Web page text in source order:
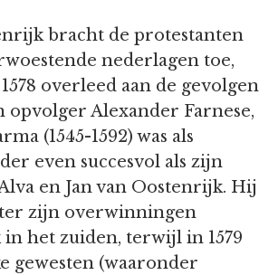
bracht de protestanten
nederlagen toe,
overleed aan de gevolgen
opvolger Alexander Farnese,
(1545-1592) was als
even succesvol als zijn
en Jan van Oostenrijk. Hij
zijn overwinningen
het zuiden, terwijl in 1579
gewesten (waaronder